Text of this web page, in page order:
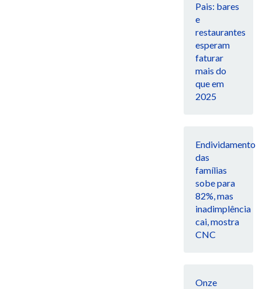
Pais: bares
e
restaurantes
esperam
faturar
mais do
que em
2025
Endividamento
das
famílias
sobe para
82%, mas
inadimplência
cai, mostra
CNC
Onze